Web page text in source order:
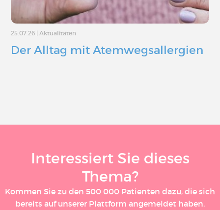
25.07.26 Aktualitäten
Der Alltag mit Atemwegsallergien
Interessiert Sie dieses
Thema?
Kommen Sie zu den 500 000 Patienten dazu, die sich
bereits auf unserer Plattform angemeldet haben.